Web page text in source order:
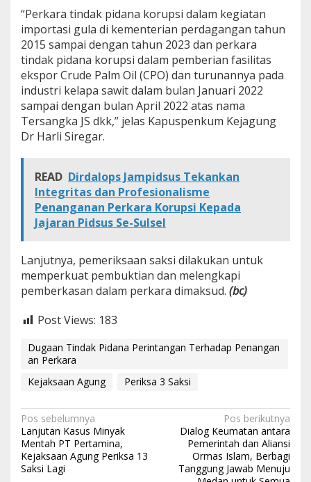
s
i
“Perkara tindak pidana korupsi dalam kegiatan
importasi gula di kementerian perdagangan tahun
2015 sampai dengan tahun 2023 dan perkara
tindak pidana korupsi dalam pemberian fasilitas
ekspor Crude Palm Oil (CPO) dan turunannya pada
industri kelapa sawit dalam bulan Januari 2022
sampai dengan bulan April 2022 atas nama
Tersangka JS dkk,” jelas Kapuspenkum Kejagung
Dr Harli Siregar.
READ Dirdalops Jampidsus Tekankan
Integritas dan Profesionalisme
Penanganan Perkara Korupsi Kepada
Jajaran Pidsus Se-Sulsel
Lanjutnya, pemeriksaan saksi dilakukan untuk
memperkuat pembuktian dan melengkapi
pemberkasan dalam perkara dimaksud. (bc)
Post Views: 183
Dugaan Tindak Pidana Perintangan Terhadap Penangan
an Perkara
Kejaksaan Agung
Periksa 3 Saksi
N
a
v
Pos sebelumnya
Lanjutan Kasus Minyak
Mentah PT Pertamina,
Kejaksaan Agung Periksa 13
Saksi Lagi
Pos berikutnya
Dialog Keumatan antara
Pemerintah dan Aliansi
Ormas Islam, Berbagi
Tanggung Jawab Menuju